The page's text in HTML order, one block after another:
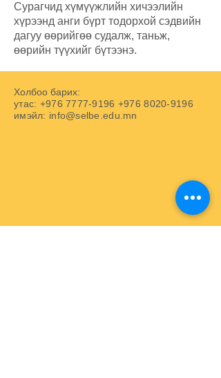
Сурагчид хүмүүжлийн хичээлийн
хүрээнд анги бүрт тодорхой сэдвийн
дагуу өөрийгөө судалж, таньж,
өөрийн түүхийг бүтээнэ.
Холбоо барих:
утас: +976 7777-9196 +976 8020-9196
имэйл: info@selbe.edu.mn